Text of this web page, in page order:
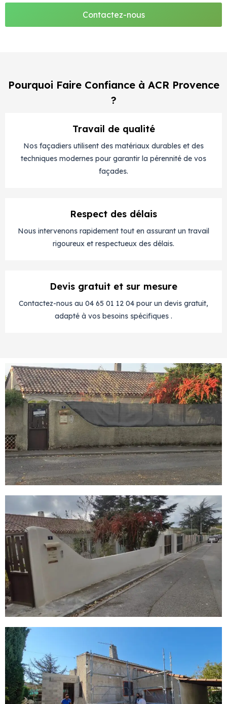
Contactez-nous
Pourquoi Faire Confiance à ACR Provence
?
Travail de qualité
Nos façadiers utilisent des matériaux durables et des
techniques modernes pour garantir la pérennité de vos
façades.
Respect des délais
Nous intervenons rapidement tout en assurant un travail
rigoureux et respectueux des délais.
Devis gratuit et sur mesure
Contactez-nous au 04 65 01 12 04 pour un devis gratuit,
adapté à vos besoins spécifiques .